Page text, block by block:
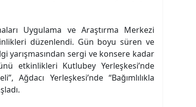
Uygulama ve Araştırma Merkezi
düzenlendi. Gün boyu süren ve
sergi ve konsere kadar
etkinlikleri Kutlubey Yerleşkesi’nde
Ağdacı Yerleşkesi’nde “Bağımlılıkla